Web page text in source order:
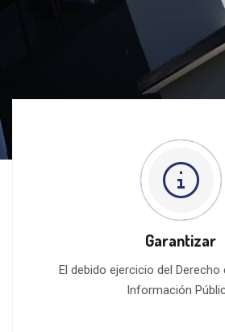
Garantizar
El debido ejercicio del
Información